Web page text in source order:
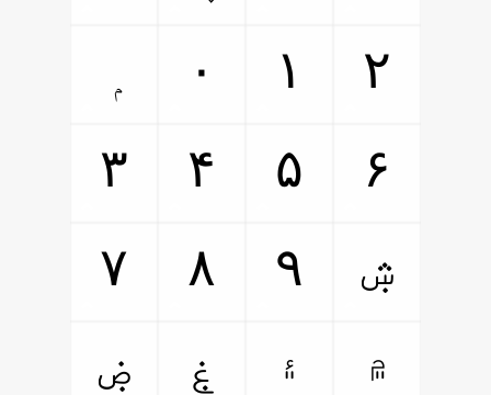
۰
۱
۲
۳
۴ ۵
۶
۷
۸ ۹
ۺ
ۻ
ۼ ۽
۾